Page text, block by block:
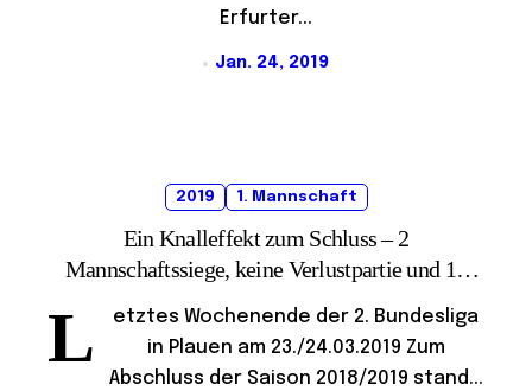
Erfurter...
Jan. 24, 2019
2019 1. Mannschaft
Ein Knalleffekt zum Schluss – 2
Mannschaftssiege, keine Verlustpartie und 13
Brettpunkte!
L
etztes Wochenende der 2. Bundesliga
in Plauen am 23./24.03.2019 Zum
Abschluss der Saison 2018/2019 stand...